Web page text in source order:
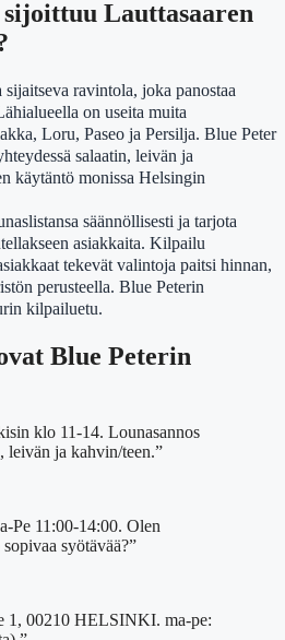
Lauttasaaren
sijaitseva ravintola, joka panostaa
on useita muita
Loru, Paseo ja Persilja. Blue Peter
salaatin, leivän ja
käytäntö monissa Helsingin
säännöllisesti ja tarjota
asiakkaita. Kilpailu
tekevät valintoja paitsi hinnan,
perusteella. Blue Peterin
kilpailuetu.
Blue Peterin
klo 11-14. Lounasannos
leivän ja kahvin/teen.”
Pe 11:00-14:00. Olen
syötävää?”
1, 00210 HELSINKI. ma-pe: